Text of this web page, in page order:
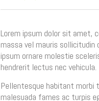
Lorem ipsum dolor sit amet,
massa vel mauris
ipsum ornare molestie
hendrerit lectus nec vehicula.
Pellentesque habitant
malesuada fames ac turpis